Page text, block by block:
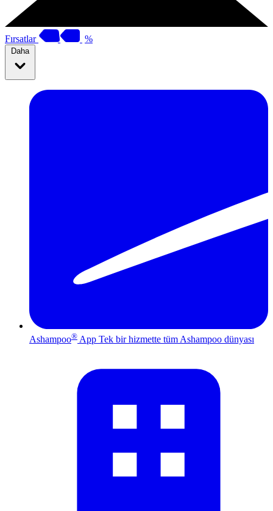
Fırsatlar %
Daha
Ashampoo® App Tek bir hizmette tüm Ashampoo dünyası